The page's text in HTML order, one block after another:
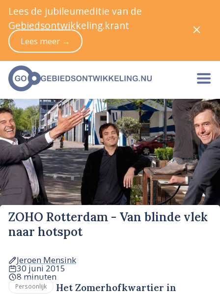
ZOHO Rotterdam - Van blinde vlek
naar hotspot
Jeroen Mensink
30 juni 2015
8 minuten
Persoonlijk
Het Zomerhofkwartier in
Lees de jubileumeditie van de
Gebiedsontwikkeling.krant
Lees meer →